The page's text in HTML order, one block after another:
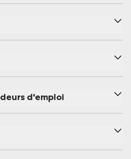
d'emploi